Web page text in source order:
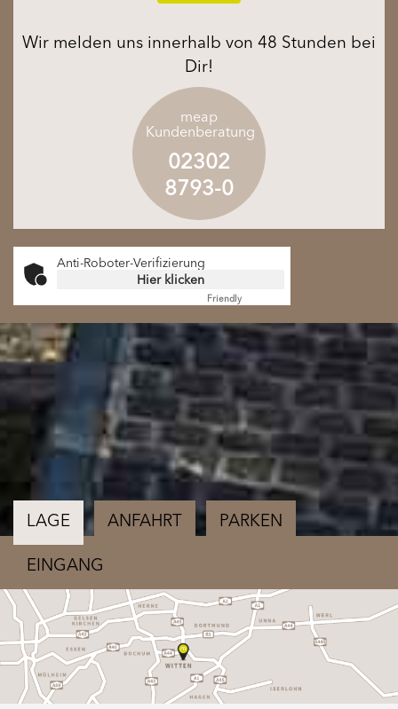
Wir melden uns innerhalb von 48 Stunden bei
Dir!
meap
Kundenberatung
02302
8793-0
Anti-Roboter-Verifizierung
Hier klicken
Friendly
LAGE ANFAHRT PARKEN
EINGANG